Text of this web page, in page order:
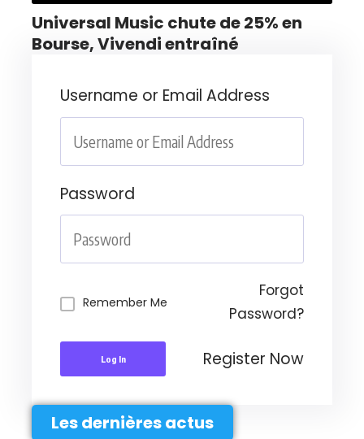
Universal Music chute de 25% en
Bourse, Vivendi entraîné
Username or Email Address
Password
Remember Me
Forgot
Password?
Log In Register Now
Les dernières actus